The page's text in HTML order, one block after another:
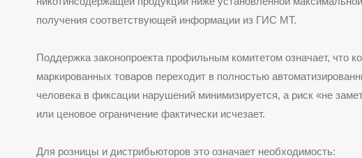
получения соответствующей информации из ГИС МТ.
Поддержка законопроекта профильным комитетом означает, что
маркированных товаров переходит в полностью
человека в фиксации нарушений минимизируется, а риск «не
или ценовое ограничение фактически исчезает.
Для розницы и дистрибьюторов это означает необходимость: